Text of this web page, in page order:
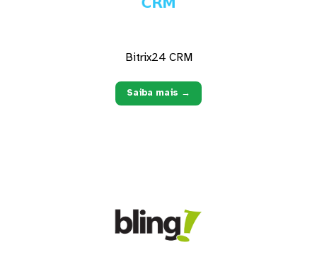
Bitrix24 CRM
Saiba mais →